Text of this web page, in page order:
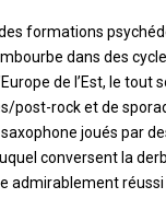
formations
dans des
de l’Est, le
post-rock et de
joués par
conversent la